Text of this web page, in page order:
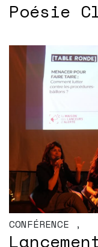
Poésie
CONFÉRENCE ,